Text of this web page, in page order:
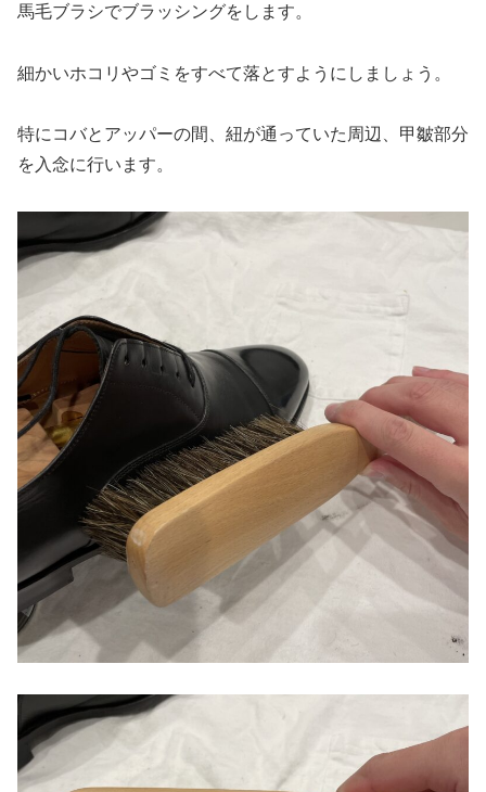
馬毛ブラシでブラッシングをします。
細かいホコリやゴミをすべて落とすようにしましょう。
特にコバとアッパーの間、紐が通っていた周辺、甲皺部分
を入念に行います。